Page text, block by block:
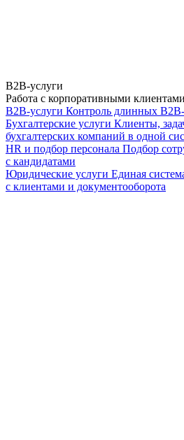
B2B-услуги
Работа с корпоративными
B2B-услуги Контроль длинных
Бухгалтерские услуги Клиенты,
бухгалтерских компаний в одной
HR и подбор персонала Подбор
с кандидатами
Юридические услуги Единая
с клиентами и документооборота